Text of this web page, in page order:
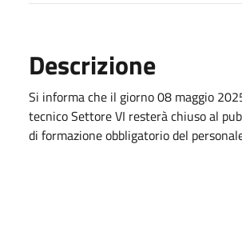
Descrizione
Si informa che il giorno 08 maggio
tecnico Settore VI resterà chiuso al
di formazione obbligatorio del